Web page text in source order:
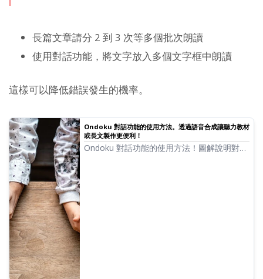
長篇文章請分 2 到 3 次等多個批次朗讀
使用對話功能，將文字放入多個文字框中朗讀
這樣可以降低錯誤發生的機率。
Ondoku 對話功能的使用方法。透過語音合成讓聽力教材
或長文製作更便利！
Ondoku 對話功能的使用方法！圖解說明對話